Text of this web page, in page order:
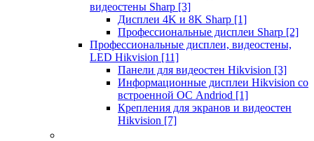
видеостены Sharp [3]
Дисплеи 4K и 8K Sharp [1]
Профессиональные дисплеи Sharp [2]
Профессиональные дисплеи, видеостены,
LED Hikvision [11]
Панели для видеостен Hikvision [3]
Информационные дисплеи Hikvision со
встроенной ОС Andriod [1]
Крепления для экранов и видеостен
Hikvision [7]